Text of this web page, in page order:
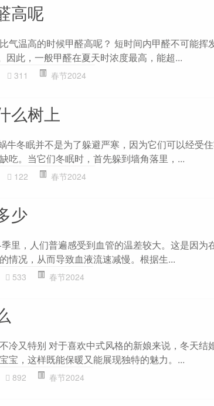
高呢
气温高的时候甲醛高呢？ 短时间内甲醛不可能挥
此，一般甲醛在夏天时浓度最高，能超...
311 春节2024
么树上
牛冬眠并不是为了躲避严寒，因为它们可以经受
吃。当它们冬眠时，首先躲到墙角落里，...
122 春节2024
少
里，人们普遍感受到血管的温差较大。这是因为
情况，从而导致血液流速减慢。根据生...
533 春节2024
冷又特别 对于喜欢中式风格的新娘来说，冬天结
宝，这样既能保暖又能展现独特的魅力。...
892 春节2024